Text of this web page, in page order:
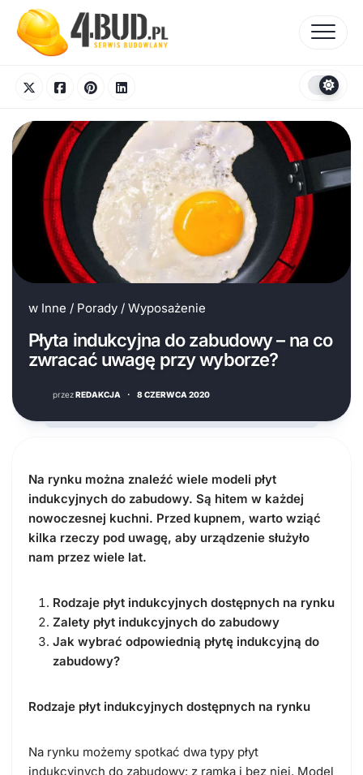
content
w Inne / Porady / Wyposażenie
Płyta indukcyjna do zabudowy – na co
zwracać uwagę przy wyborze?
przezREDAKCJA · 8 CZERWCA 2020
Na rynku można znaleźć wiele modeli płyt
indukcyjnych do zabudowy. Są hitem w każdej
nowoczesnej kuchni. Przed kupnem, warto wziąć
kilka rzeczy pod uwagę, aby urządzenie służyło
nam przez wiele lat.
Rodzaje płyt indukcyjnych dostępnych na rynku
Zalety płyt indukcyjnych do zabudowy
Jak wybrać odpowiednią płytę indukcyjną do
zabudowy?
Rodzaje płyt indukcyjnych dostępnych na rynku
Na rynku możemy spotkać dwa typy płyt
indukcyjnych do zabudowy: z ramką i bez niej. Model